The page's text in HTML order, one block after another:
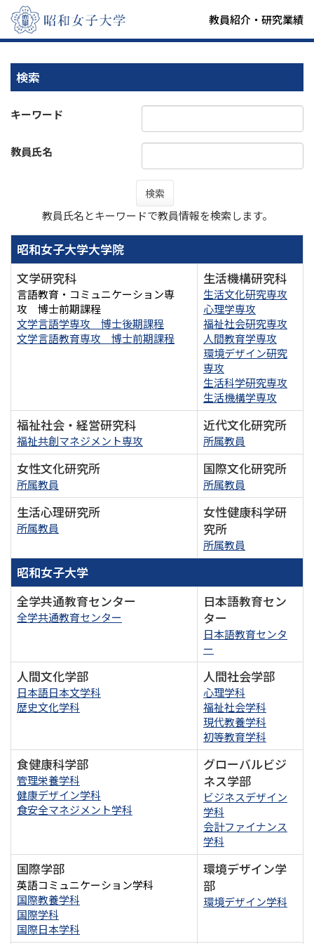
教員紹介・研究業績
検索
キーワード
教員氏名
検索
教員氏名とキーワードで教員情報を検索します。
昭和女子大学大学院
文学研究科
言語教育・コミュニケーション専
攻 博士前期課程
文学言語学専攻 博士後期課程
文学言語教育専攻 博士前期課程
生活機構研究科
生活文化研究専攻
心理学専攻
福祉社会研究専攻
人間教育学専攻
環境デザイン研究
専攻
生活科学研究専攻
生活機構学専攻
福祉社会・経営研究科
福祉共創マネジメント専攻
近代文化研究所
所属教員
女性文化研究所
所属教員
国際文化研究所
所属教員
生活心理研究所
所属教員
女性健康科学研
究所
所属教員
昭和女子大学
全学共通教育センター
全学共通教育センター
日本語教育セン
ター
日本語教育センタ
ー
人間文化学部
日本語日本文学科
歴史文化学科
人間社会学部
心理学科
福祉社会学科
現代教養学科
初等教育学科
食健康科学部
管理栄養学科
健康デザイン学科
食安全マネジメント学科
グローバルビジ
ネス学部
ビジネスデザイン
学科
会計ファイナンス
学科
国際学部
英語コミュニケーション学科
国際教養学科
国際学科
国際日本学科
環境デザイン学
部
環境デザイン学科